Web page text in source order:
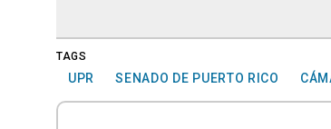
TAGS
UPR SENADO DE PUERTO RICO